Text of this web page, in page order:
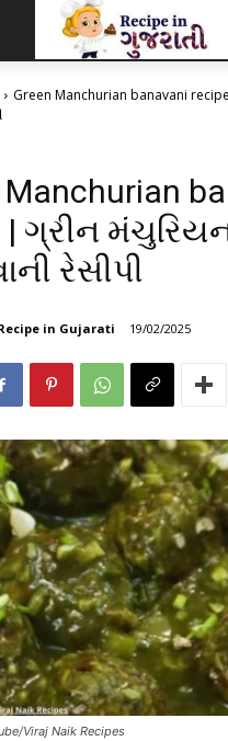
Green Manchurian banavani
Manchurian
| ગ્રીન
રેસીપી
in Gujarati 19/02/2025
Viraj Naik Recipes